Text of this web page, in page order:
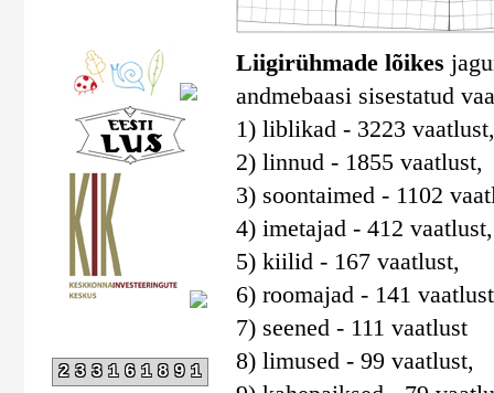
233161891
Liigirühmade lõikes
andmebaasi sisestatud
1) liblikad - 3223 vaatlust,
2) linnud - 1855 vaatlust,
3) soontaimed - 1102
4) imetajad - 412 vaatlust,
5) kiilid - 167 vaatlust,
6) roomajad - 141
7) seened - 111 vaatlust
8) limused - 99 vaatlust,